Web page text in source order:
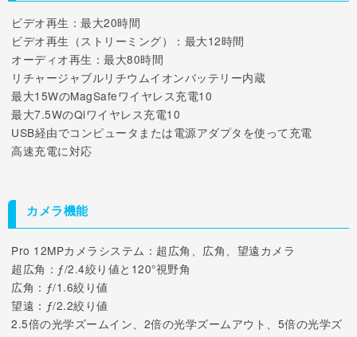
ビデオ再生：最大20時間
ビデオ再生（ストリーミング）：最大12時間
オーディオ再生：最大80時間
リチャージャブルリチウムイオンバッテリー内蔵
最大15WのMagSafeワイヤレス充電10
最大7.5WのQiワイヤレス充電10
USB経由でコンピュータまたは電源アダプタを使って充電
高速充電に対応
カメラ機能
Pro 12MPカメラシステム：超広角、広角、望遠カメラ
超広角：ƒ/2.4絞り値と120°視野角
広角：ƒ/1.6絞り値
望遠：ƒ/2.2絞り値
2.5倍の光学ズームイン、2倍の光学ズームアウト、5倍の光学ズ